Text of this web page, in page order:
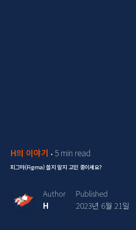
H의 이야기 5 min read
피그마(Figma) 쓸지 말지 고민 중이세요?
Author
H
Published
2023년 6월 21일